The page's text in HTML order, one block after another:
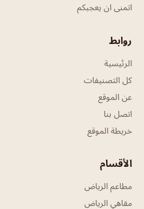
اتمنى ان يعجبكم
روابط
الرئيسية
كل التصنيفات
عن الموقع
اتصل بنا
خريطة الموقع
الأقسام
مطاعم الرياض
مقاهي الرياض